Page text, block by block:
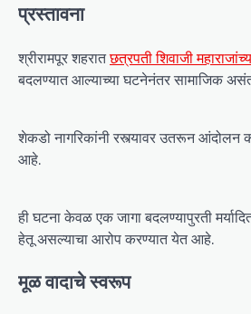
प्रस्तावना
श्रीरामपूर शहरातछत्रपती शिवाजी
बदलण्यात आल्याच्या घटनेनंतर सामाजिक
शेकडो नागरिकांनी रस्त्यावर उतरून आंदोलन
आहे.
ही घटना केवळ एक जागा बदलण्यापुरती
हेतू असल्याचा आरोप करण्यात येत आहे.
मूळ वादाचे स्वरूप